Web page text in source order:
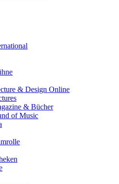
& Design Online
& Bücher
of Music